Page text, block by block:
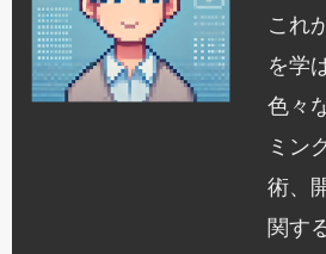
これ
を学
色々
ミン
術、
関す